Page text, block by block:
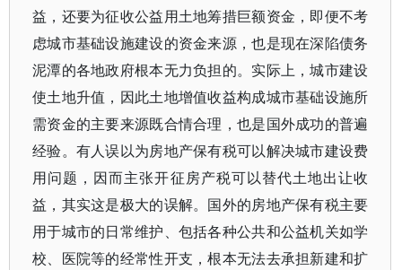
益，还要为征收公益用土地筹措巨额资金，即便不考
虑城市基础设施建设的资金来源，也是现在深陷债务
泥潭的各地政府根本无力负担的。实际上，城市建设
使土地升值，因此土地增值收益构成城市基础设施所
需资金的主要来源既合情合理，也是国外成功的普遍
经验。有人误以为房地产保有税可以解决城市建设费
用问题，因而主张开征房产税可以替代土地出让收
益，其实这是极大的误解。国外的房地产保有税主要
用于城市的日常维护、包括各种公共和公益机关如学
校、医院等的经常性开支，根本无法去承担新建和扩